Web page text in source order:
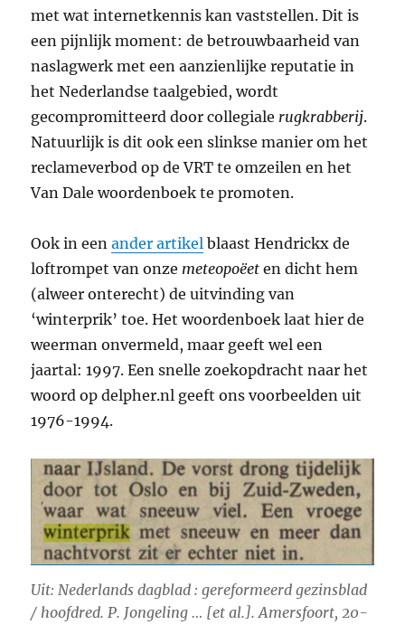
met wat internetkennis kan vaststellen. Dit is
een pijnlijk moment: de betrouwbaarheid van
naslagwerk met een aanzienlijke reputatie in
het Nederlandse taalgebied, wordt
gecompromitteerd door collegiale rugkrabberij.
Natuurlijk is dit ook een slinkse manier om het
reclameverbod op de VRT te omzeilen en het
Van Dale woordenboek te promoten.
Ook in eenander artikel blaast Hendrickx de
loftrompet van onze meteopoëet en dicht hem
(alweer onterecht) de uitvinding van
‘winterprik’ toe. Het woordenboek laat hier de
weerman onvermeld, maar geeft wel een
jaartal: 1997. Een snelle zoekopdracht naar het
woord op delpher.nl geeft ons voorbeelden uit
1976-1994.
Uit: Nederlands dagblad : gereformeerd gezinsblad
/ hoofdred. P. Jongeling … [et al.]. Amersfoort, 20-